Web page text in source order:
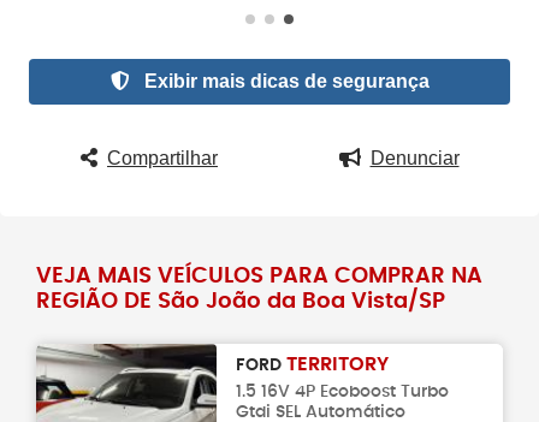
Exibir mais dicas de segurança
Compartilhar Denunciar
VEJA MAIS VEÍCULOS PARA COMPRAR NA
REGIÃO DE São João da Boa Vista/SP
FORD TERRITORY
1.5 16V 4P Ecoboost Turbo
Gtdi SEL Automático